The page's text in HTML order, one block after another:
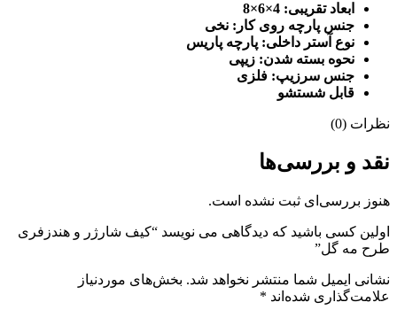
ابعاد تقریبی: 4×6×8
جنس پارچه روی کار: نخی
نوع آستر داخلی: پارچه پاریس
نحوه بسته شدن: زیپی
جنس سرزیپ: فلزی
قابل شستشو
نظرات (0)
نقد و بررسی‌ها
هنوز بررسی‌ای ثبت نشده است.
اولین کسی باشید که دیدگاهی می نویسد “کیف شارژر و هندزفری
طرح مه گل”
نشانی ایمیل شما منتشر نخواهد شد. بخش‌های موردنیاز
علامت‌گذاری شده‌اند *